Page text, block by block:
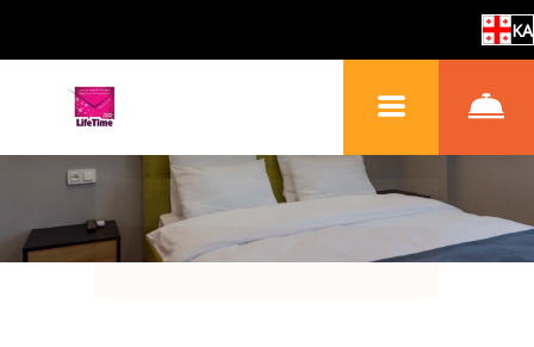
KA